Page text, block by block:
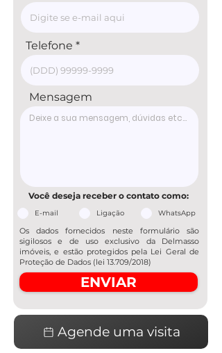
Telefone
Mensagem
Você deseja receber o contato como:
E-mail Ligação WhatsApp
Os dados fornecidos neste formulário são
sigilosos e de uso exclusivo da Delmasso
imóveis, e estão protegidos pela Lei Geral de
Proteção de Dados (lei 13.709/2018)
ENVIAR
Agende uma visita